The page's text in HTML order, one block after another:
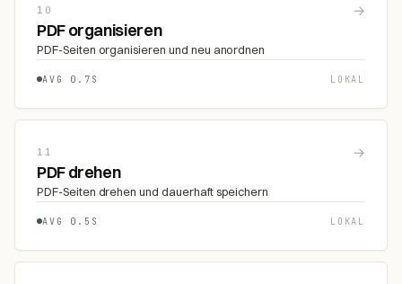
10 →
PDF organisieren
PDF-Seiten organisieren und neu anordnen
AVG 0.7S LOKAL
11 →
PDF drehen
PDF-Seiten drehen und dauerhaft speichern
AVG 0.5S LOKAL